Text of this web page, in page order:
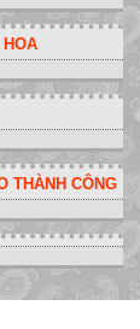
THÀNH CÔNG